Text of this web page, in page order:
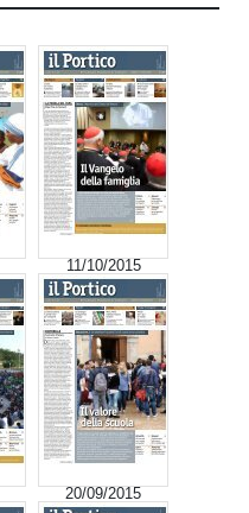
11/10/2015
20/09/2015